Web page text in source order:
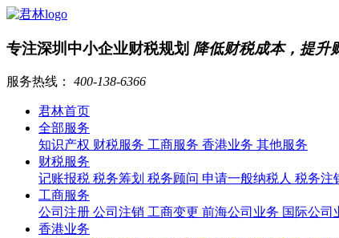
专注深圳中小企业财税规划 降低财税成本，提升
服务热线： 400-138-6366
君林首页
全部服务
知识产权 财税服务 工商服务 香港业务 其他服务
财税服务
记账报税 税务筹划 税务顾问 申请一般纳税人 税务注
工商服务
公司注册 公司注销 工商变更 前海公司业务 国际公司
香港业务